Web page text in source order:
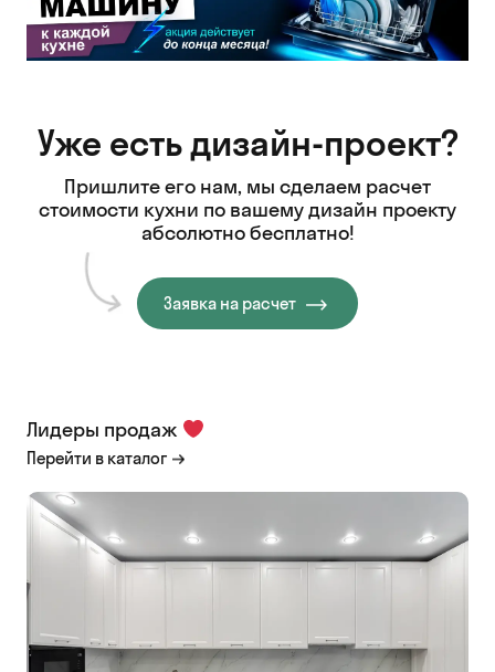
Уже есть дизайн-проект?
Пришлите его нам, мы сделаем расчет
стоимости кухни по вашему дизайн проекту
абсолютно бесплатно!
Заявка на расчет
Лидеры продаж
Перейти в каталог